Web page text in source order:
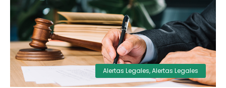
Alertas Legales,Alertas Legales